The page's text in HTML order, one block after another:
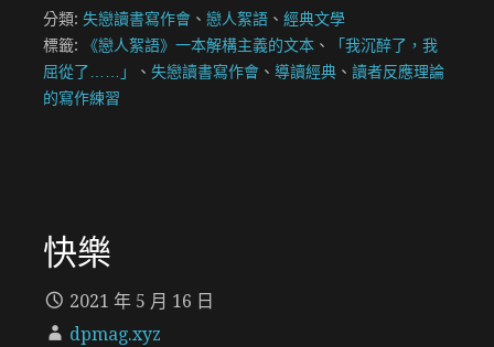
分類: 失戀讀書寫作會 、 戀人絮語 、 經典文學
標籤:
《戀人絮語》一本解構主義的文本 、
「我沉醉了，我
屈從了……」
、 失戀讀書寫作會 、 導讀經典 、 讀者反應理論
的寫作練習
快樂
2021 年 5 月 16 日
dpmag.xyz